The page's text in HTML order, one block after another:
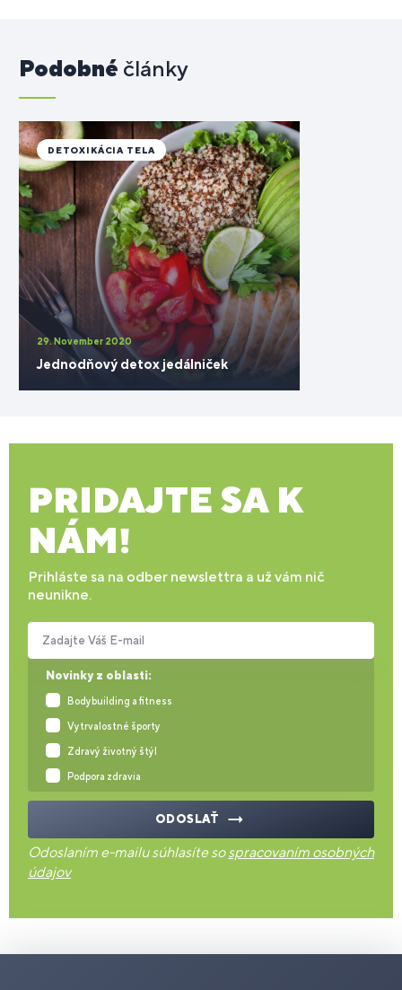
Podobné články
29. November 2020
Jednodňový detox jedálniček
DETOXIKÁCIA TELA
PRIDAJTE SA K
NÁM!
Prihláste sa na odber newslettra a už vám nič
neunikne.
Novinky z oblasti:
Bodybuilding a fitness
Vytrvalostné športy
Zdravý životný štýl
Podpora zdravia
Zadajte Váš E-mail
ODOSLAŤ
Odoslaním e-mailu súhlasíte sospracovaním osobných
údajov